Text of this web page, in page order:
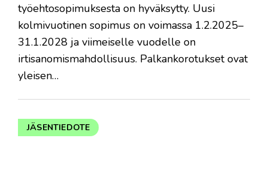
työehtosopimuksesta on hyväksytty. Uusi
kolmivuotinen sopimus on voimassa 1.2.2025–
31.1.2028 ja viimeiselle vuodelle on
irtisanomismahdollisuus. Palkankorotukset ovat
yleisen…
JÄSENTIEDOTE